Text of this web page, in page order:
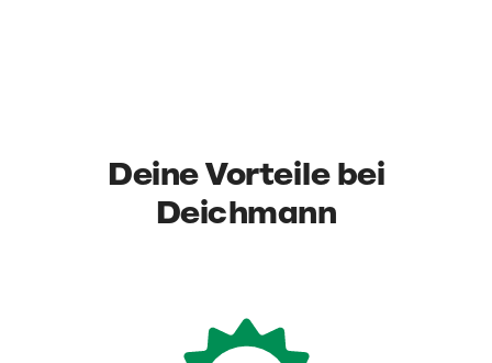
Deine Vorteile bei
Deichmann